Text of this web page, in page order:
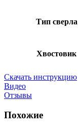
Тип сверла
Хвостовик
Скачать инструкцию
Видео
Отзывы
Похожие